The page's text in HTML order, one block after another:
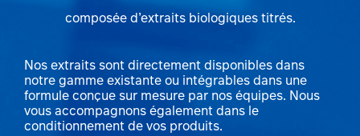
composée d’extraits biologiques titrés.
Nos extraits sont directement disponibles dans
notre gamme existante ou intégrables dans une
formule conçue sur mesure par nos équipes. Nous
vous accompagnons également dans le
conditionnement de vos produits.